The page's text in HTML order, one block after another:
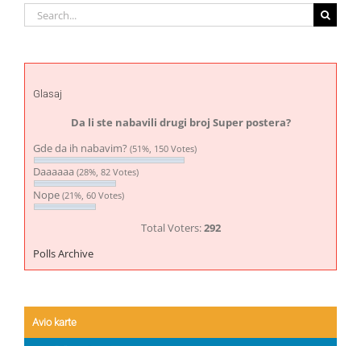
Search
for:
Glasaj
Da li ste nabavili drugi broj Super postera?
Gde da ih nabavim? (51%, 150 Votes)
Daaaaaa (28%, 82 Votes)
Nope (21%, 60 Votes)
Total Voters:292
Polls Archive
Avio karte